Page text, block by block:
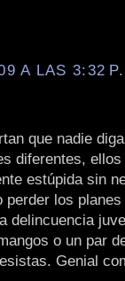
A LAS 3:32
que nadie
diferentes,
estúpida sin
perder los
delincuencia
o un par
Genial